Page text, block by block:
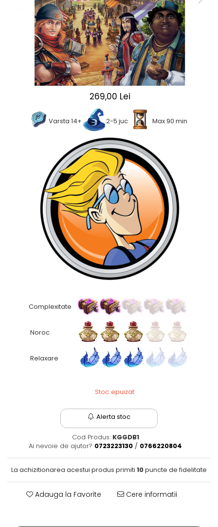
2 - 4 jucători
5 - 6 jucători
7+ jucători
Categoriile Noastre
Premiate internațional
Colecția personală
Ușor de invățat
Ușor de transportat
Cele mai vândute
Sub 30 de minute
30 - 60 minute
Peste 2 ore
Tematică
Fantastice
Cultură pop
269,00 Lei
Varsta 14+ 2-5 juc Max 90 min
Complexitate
Noroc
Relaxare
Stoc epuizat
Alerta stoc
Cod Produs: KGGDB1
Ai nevoie de ajutor? 0723223130 / 0766220804
La achizitionarea acestui produs primiti 10puncte de fidelitate
Adauga la Favorite Cere informatii